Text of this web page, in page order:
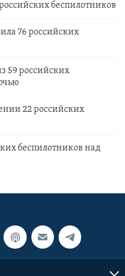
беспилотников
76 российских
59 российских
22 российских
беспилотников над